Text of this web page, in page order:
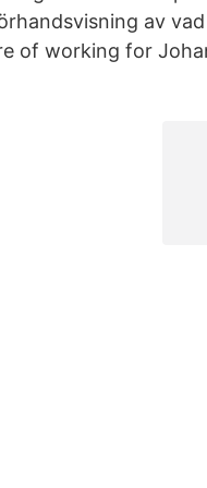
av
of working for